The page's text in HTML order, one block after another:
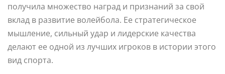
получила множество наград и признаний за свой
вклад в развитие волейбола. Ее стратегическое
мышление, сильный удар и лидерские качества
делают ее одной из лучших игроков в истории этого
вид спорта.